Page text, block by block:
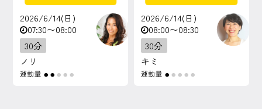
プライバシーポリシー
2026/6/14(日)
07:30〜08:00
30分
ノリ
運動量 ● ● ● ● ●
2026/6/14(日)
08:00〜08:30
30分
キミ
運動量 ● ● ● ● ●